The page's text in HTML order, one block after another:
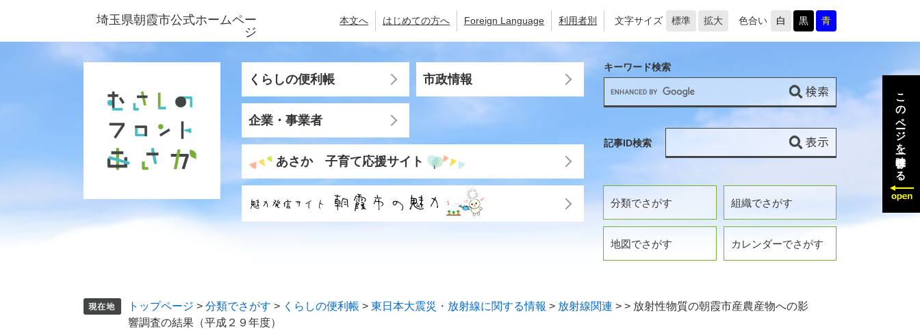
ジ
ュ
埼玉県朝霞市公式ホームペー
ジ
本文へ はじめての方へ Foreign Language 利用者別 文字サイズ 標準 拡大 色合い 白 黒 青
くらしの便利帳 市政情報
企業・事業者
あさか 子育て応援サイト
分類でさがす 組織でさがす
地図でさがす カレンダーでさがす
キーワード検索
記事ID検索
トップページ > 分類でさがす > くらしの便利帳 > 東日本大震災・放射線に関する情報 > 放射線関連 > > 放射性物質の朝霞市産農産物への影
響調査の結果（平成２９年度）
このページを一時保存する